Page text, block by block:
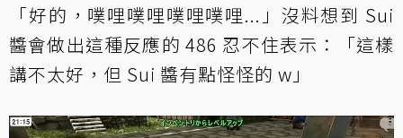
「好的，噗哩噗哩噗哩噗哩...」沒料想到 Sui
醬會做出這種反應的 486 忍不住表示：「這樣
講不太好，但 Sui 醬有點怪怪的 w」